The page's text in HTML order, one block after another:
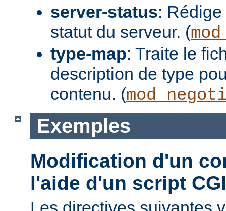
server-status:
statut du serveur. (
type-map: Traite le
description de type
contenu. (
Exemples
Modification d'un
l'aide d'un script CGI